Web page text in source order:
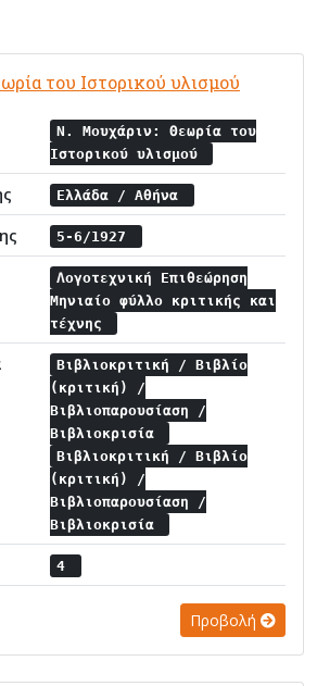
του Ιστορικού υλισμού
Ν. Μουχάριν: Θεωρία του
Ιστορικού υλισμού
Ελλάδα / Αθήνα
5-6/1927
Λογοτεχνική Επιθεώρηση
Μηνιαίο φύλλο κριτικής και
τέχνης
Βιβλιοκριτική / Βιβλίο
(κριτική) /
Βιβλιοπαρουσίαση /
Βιβλιοκρισία
Βιβλιοκριτική / Βιβλίο
(κριτική) /
Βιβλιοπαρουσίαση /
Βιβλιοκρισία
4
Προβολή